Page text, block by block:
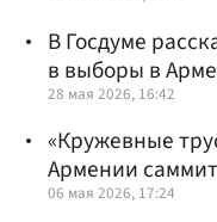
В Госдуме
в выборы в
28 мая 2026, 16:42
«Кружевные
Армении
06 мая 2026, 17:24